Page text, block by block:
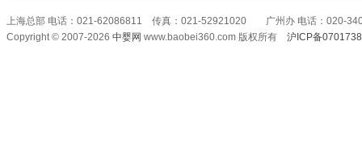
上海总部 电话：021-62086811 传真：021-52921020 广州办 电话：020-
Copyright © 2007-2026 中婴网 www.baobei360.com 版权所有 沪ICP备